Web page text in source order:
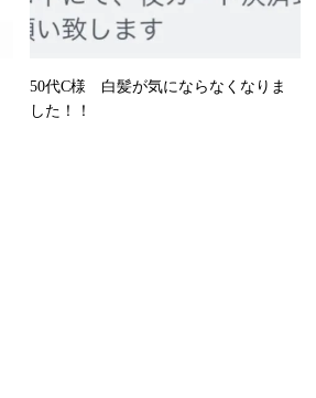
50代C様 白髪が気にならなくなりま
した！！